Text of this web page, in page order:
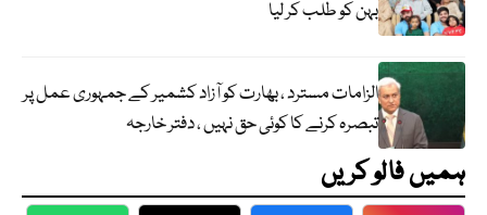
بہن کو طلب کر لیا
الزامات مسترد ، بھارت کو آزاد کشمیر کے جمہوری عمل پر
تبصرہ کرنے کا کوئی حق نہیں ، دفتر خارجہ
ہمیں فالو کریں